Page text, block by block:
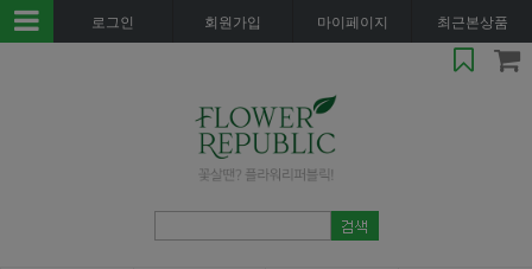
로그인 회원가입 마이페이지 최근본상품